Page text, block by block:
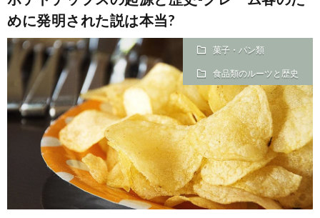
めに発明された説は本当?
菓子・パン類
食品類のルーツと歴史